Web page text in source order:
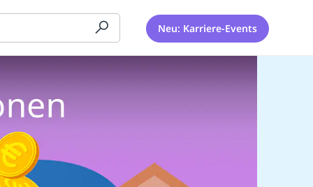
Neu: Karriere-Events